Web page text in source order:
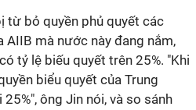
từ bỏ quyền phủ quyết các
AIIB mà nước này đang nắm,
tỷ lệ biếu quyết trên 25%. "Khi
biểu quyết của Trung
ông Jin nói, và so sánh